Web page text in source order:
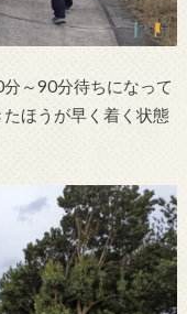
～90分待ちになって
ほうが早く着く状態